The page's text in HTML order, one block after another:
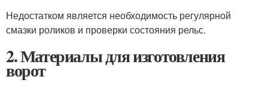
Недостатком является необходимость регулярной
смазки роликов и проверки состояния рельс.
2. Материалы для изготовления
ворот